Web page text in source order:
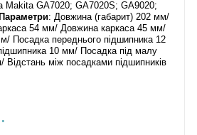
Makita GA7020; GA7020S; GA9020;
Параметри: Довжина (габарит) 202 мм/
54 мм/ Довжина каркаса 45 мм/
Посадка переднього підшипника 12
10 мм/ Посадка під малу
між посадками підшипників